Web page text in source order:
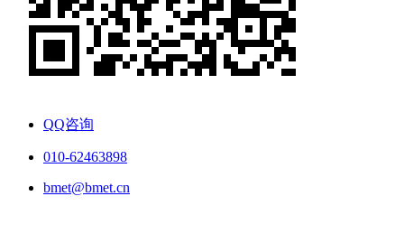
QQ咨询
010-62463898
bmet@bmet.cn